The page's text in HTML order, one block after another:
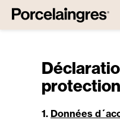
Passer au contenu
1. Données